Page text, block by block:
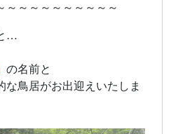
～～～～～～～～～～
…
の名前と
な鳥居がお出迎えいたしま